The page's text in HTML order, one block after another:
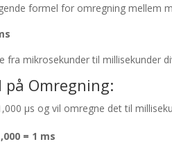
formel for omregning mellem
fra mikrosekunder til millisekunder
på Omregning:
µs og vil omregne det til
= 1 ms